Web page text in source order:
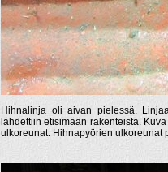
Hihnalinja oli aivan pielessä.
lähdettiin etisimään rakenteista.
ulkoreunat. Hihnapyörien ulkoreunat